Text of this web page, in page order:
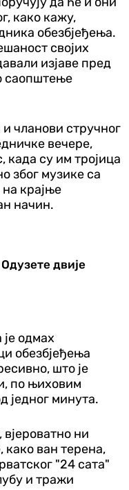
како кажу,
обезбјеђења.
својих
изјаве пред
саопштење
чланови стручног
вечере,
када су им тројица
због музике са
крајње
начин.
двије
одмах
обезбјеђења
што је
по њиховим
једног минута.
ни
ван терена,
"24 сата"
и тражи